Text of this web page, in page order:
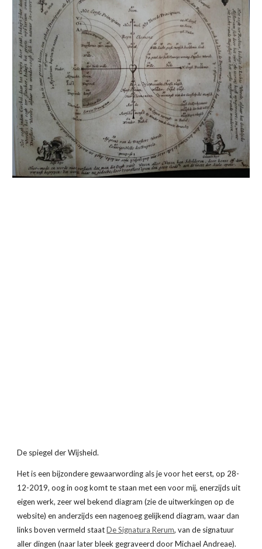
De spiegel der Wijsheid.
Het is een bijzondere gewaarwording als je voor het eerst, op 28-
12-2019, oog in oog komt te staan met een voor mij, enerzijds uit
eigen werk, zeer wel bekend diagram (zie de uitwerkingen op de
website) en anderzijds een nagenoeg gelijkend diagram, waar dan
links boven vermeld staat De Signatura Rerum, van de signatuur
aller dingen (naar later bleek gegraveerd door Michael Andreae).